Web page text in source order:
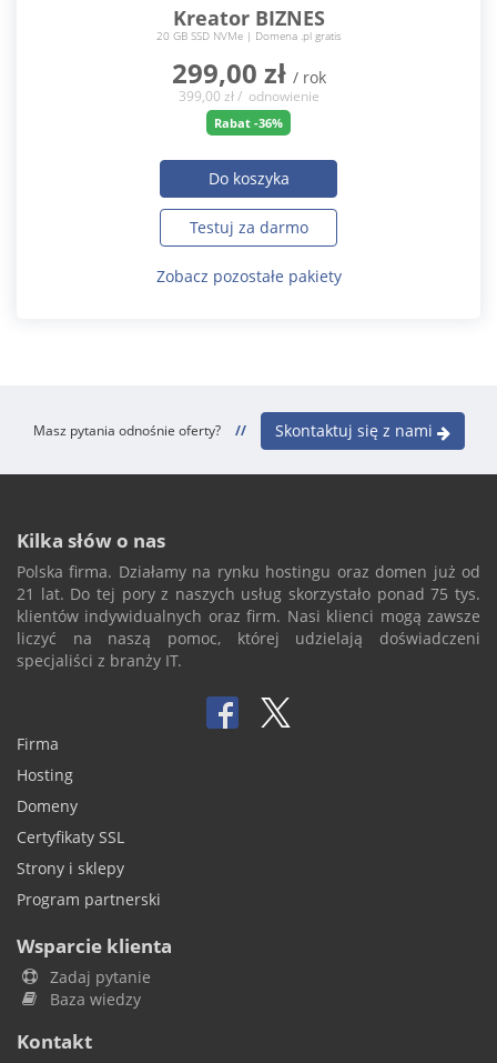
Kreator BIZNES
20 GB SSD NVMe | Domena .pl gratis
299,00 zł / rok
399,00 zł / odnowienie
Rabat -36%
Do koszyka
Testuj za darmo
Zobacz pozostałe pakiety
Masz pytania odnośnie oferty? // Skontaktuj się z nami
Kilka słów o nas
Polska firma. Działamy na rynku hostingu oraz domen już od
21 lat. Do tej pory z naszych usług skorzystało ponad 75 tys.
klientów indywidualnych oraz firm. Nasi klienci mogą zawsze
liczyć na naszą pomoc, której udzielają doświadczeni
specjaliści z branży IT.
Firma
Hosting
Domeny
Certyfikaty SSL
Strony i sklepy
Program partnerski
Wsparcie klienta
Zadaj pytanie
Baza wiedzy
Kontakt